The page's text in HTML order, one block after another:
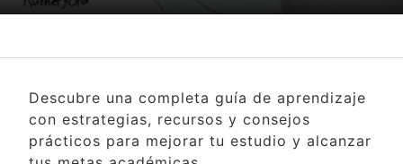
Descubre una completa guía de aprendizaje
con estrategias, recursos y consejos
prácticos para mejorar tu estudio y alcanzar